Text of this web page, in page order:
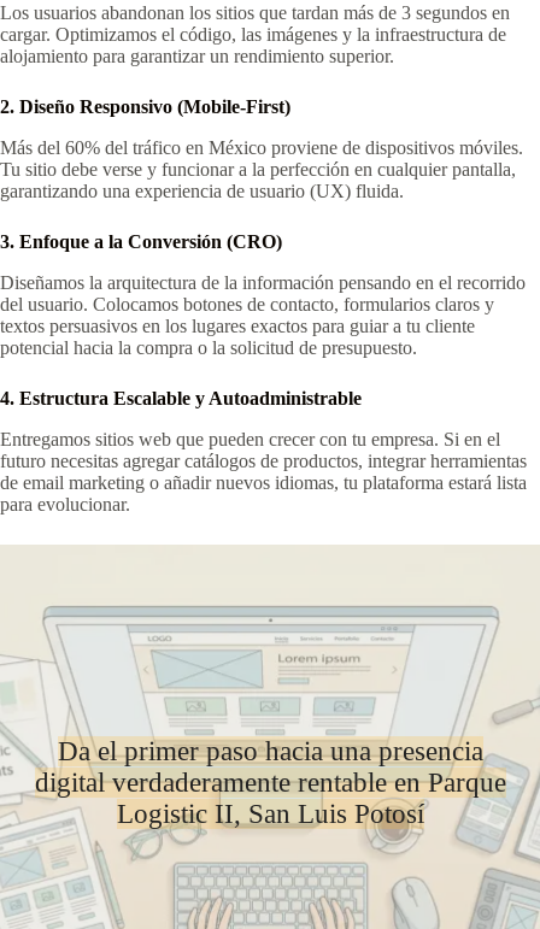
Los usuarios abandonan los sitios que tardan más de 3 segundos en
cargar. Optimizamos el código, las imágenes y la infraestructura de
alojamiento para garantizar un rendimiento superior.
2. Diseño Responsivo (Mobile-First)
Más del 60% del tráfico en México proviene de dispositivos móviles.
Tu sitio debe verse y funcionar a la perfección en cualquier pantalla,
garantizando una experiencia de usuario (UX) fluida.
3. Enfoque a la Conversión (CRO)
Diseñamos la arquitectura de la información pensando en el recorrido
del usuario. Colocamos botones de contacto, formularios claros y
textos persuasivos en los lugares exactos para guiar a tu cliente
potencial hacia la compra o la solicitud de presupuesto.
4. Estructura Escalable y Autoadministrable
Entregamos sitios web que pueden crecer con tu empresa. Si en el
futuro necesitas agregar catálogos de productos, integrar herramientas
de email marketing o añadir nuevos idiomas, tu plataforma estará lista
para evolucionar.
Da el primer paso hacia una presencia
digital verdaderamente rentable en Parque
Logistic II, San Luis Potosí